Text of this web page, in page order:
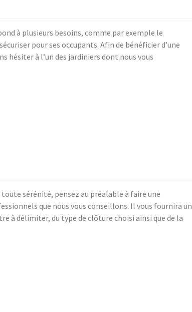
à plusieurs besoins, comme par exemple le
pour ses occupants. Afin de bénéficier d’une
hésiter à l’un des jardiniers dont nous vous
sérénité, pensez au préalable à faire une
que nous vous conseillons. Il vous fournira un
à délimiter, du type de clôture choisi ainsi que de la